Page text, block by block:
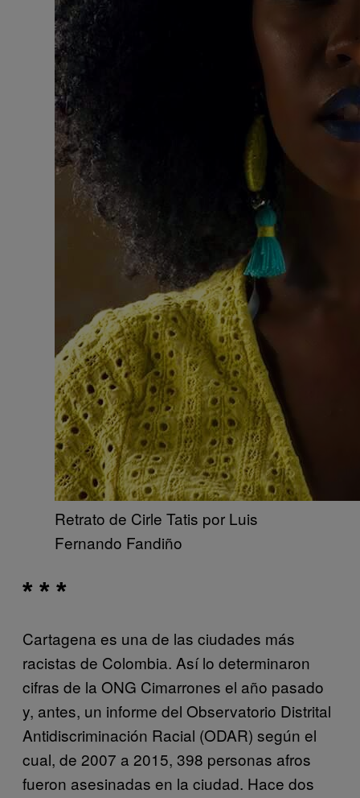
Retrato de Cirle Tatis por Luis
Fernando Fandiño
* * *
Cartagena es una de las ciudades más
racistas de Colombia. Así lo determinaron
cifras de la ONG Cimarrones el año pasado
y, antes, un informe del Observatorio Distrital
Antidiscriminación Racial (ODAR) según el
cual, de 2007 a 2015, 398 personas afros
fueron asesinadas en la ciudad. Hace dos